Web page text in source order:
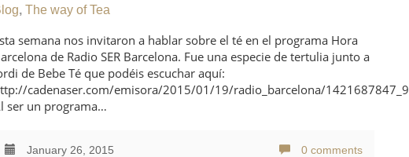
,The way of Tea
semana nos invitaron a hablar sobre el té en el programa Hora
de Radio SER Barcelona. Fue una especie de tertulia junto a
de Bebe Té que podéis escuchar aquí:
cadenaser.com/emisora/2015/01/19/radio_barcelona/
ser un programa…
January 26, 2015 0 comments